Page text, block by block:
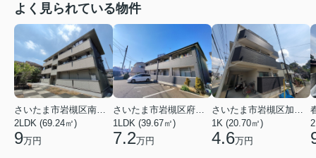
よく見られている物件
2LDK (69.24㎡)
9万円
1LDK (39.67㎡)
7.2万円
1K (20.70㎡)
4.6万円